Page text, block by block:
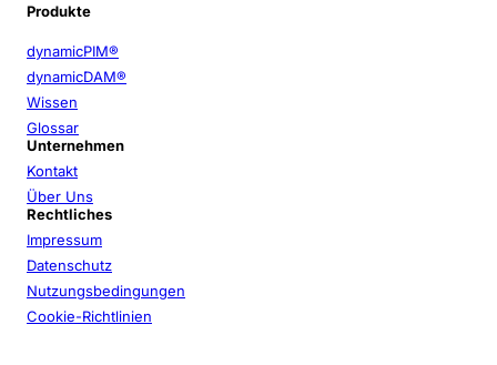
Produkte
dynamicPIM®
dynamicDAM®
Wissen
Glossar
Unternehmen
Kontakt
Über Uns
Rechtliches
Impressum
Datenschutz
Nutzungsbedingungen
Cookie-Richtlinien